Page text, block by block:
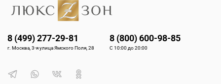
8 (499) 277-29-81
г. Москва, 3-я улица Ямского Поля, 28
8 (800) 600-98-85
С 10:00 до 20:00